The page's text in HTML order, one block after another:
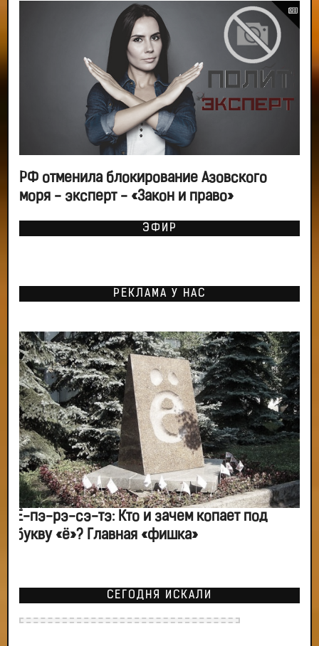
РФ отменила блокирование Азовского
моря - эксперт - «Закон и право»
ЭФИР
РЕКЛАМА У НАС
Ё-пэ-рэ-сэ-тэ: Кто и зачем копает под
букву «ё»? Главная «фишка»
СЕГОДНЯ ИСКАЛИ